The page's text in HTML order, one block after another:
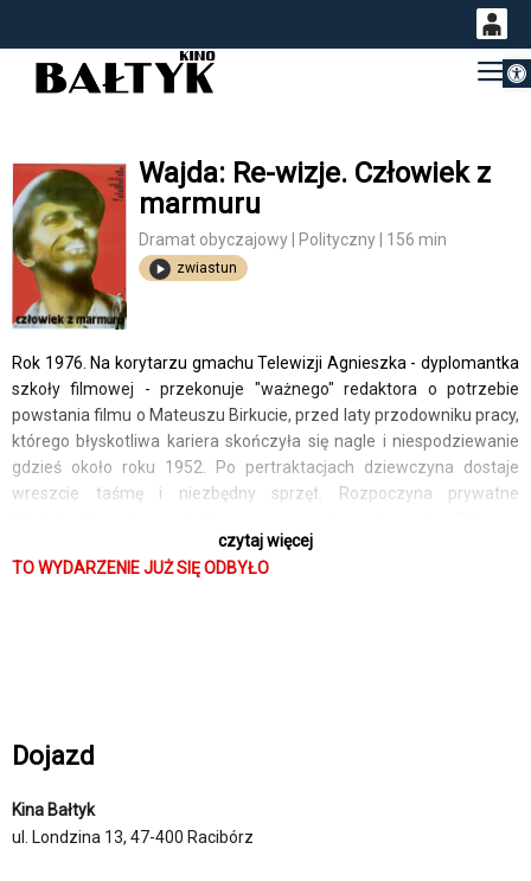
0,00
14 53
Wajda: Re-wizje. Człowiek z
marmuru
Dramat obyczajowy | Polityczny | 156 min
zwiastun
Rok 1976. Na korytarzu gmachu Telewizji Agnieszka - dyplomantka
szkoły filmowej - przekonuje "ważnego" redaktora o potrzebie
powstania filmu o Mateuszu Birkucie, przed laty przodowniku pracy,
którego błyskotliwa kariera skończyła się nagle i niespodziewanie
gdzieś około roku 1952. Po pertraktacjach dziewczyna dostaje
wreszcie taśmę i niezbędny sprzęt. Rozpoczyna prywatne
czytaj więcej
TO WYDARZENIE JUŻ SIĘ ODBYŁO
Dojazd
Kina Bałtyk
ul. Londzina 13, 47-400 Racibórz